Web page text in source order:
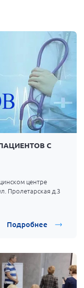
С
центре
Пролетарская д.3
Подробнее